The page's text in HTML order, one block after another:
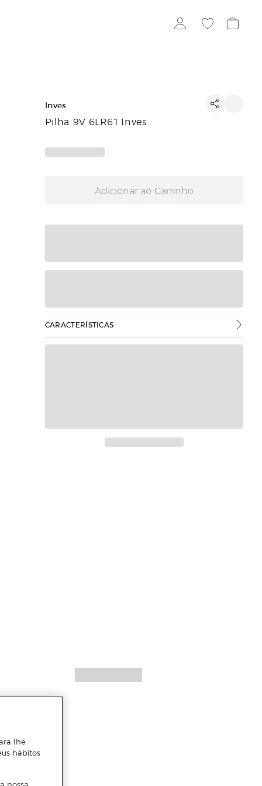
Inves
Pilha 9V 6LR61 Inves
Adicionar ao Carrinho
CARACTERÍSTICAS
lhe
hábitos
nossa